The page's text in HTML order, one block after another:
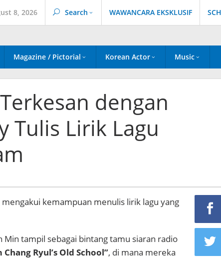
8, 2026 Search WAWANCARA EKSKLUSIF
Magazine / Pictorial Korean Actor Music
dengan
Tulis Lirik Lagu
mengakui kemampuan menulis lirik lagu yang
Min tampil sebagai bintang tamu siaran radio
Chang Ryul’s Old School”, di mana mereka